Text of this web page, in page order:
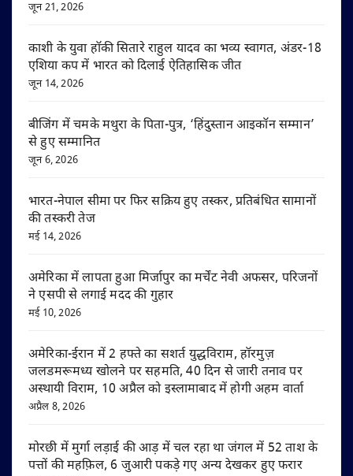
जून 21, 2026
काशी के युवा हॉकी सितारे राहुल यादव का भव्य स्वागत, अंडर-18
एशिया कप में भारत को दिलाई ऐतिहासिक जीत
जून 14, 2026
बीजिंग में चमके मथुरा के पिता-पुत्र, ‘हिंदुस्तान आइकॉन सम्मान’
से हुए सम्मानित
जून 6, 2026
भारत-नेपाल सीमा पर फिर सक्रिय हुए तस्कर, प्रतिबंधित सामानों
की तस्करी तेज
मई 14, 2026
अमेरिका में लापता हुआ मिर्जापुर का मर्चेंट नेवी अफसर, परिजनों
ने एसपी से लगाई मदद की गुहार
मई 10, 2026
अमेरिका-ईरान में 2 हफ्ते का सशर्त युद्धविराम, हॉरमुज़
जलडमरूमध्य खोलने पर सहमति, 40 दिन से जारी तनाव पर
अस्थायी विराम, 10 अप्रैल को इस्लामाबाद में होगी अहम वार्ता
अप्रैल 8, 2026
मोरछी में मुर्गा लड़ाई की आड़ में चल रहा था जंगल में 52 ताश के
पत्तों की महफ़िल, 6 जुआरी पकड़े गए अन्य देखकर हुए फरार